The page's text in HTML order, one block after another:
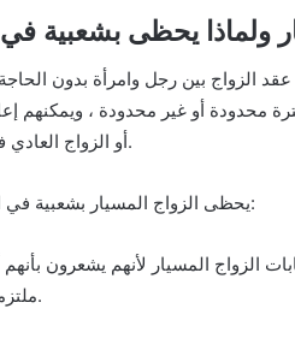
ولماذا يحظى بشعبية
عقد الزواج بين رجل وامرأة بدون
محدودة أو غير محدودة ، ويمكنهم
أو الزواج العادي في المستقبل إذا رغبوا في ذلك.
يحظى الزواج المسيار بشعبية في السعودية والكويت لعدة أسباب:
الزواج المسيار لأنهم يشعرون بأنهم
ملتزمين بالالتزامات الزوجية الكاملة.